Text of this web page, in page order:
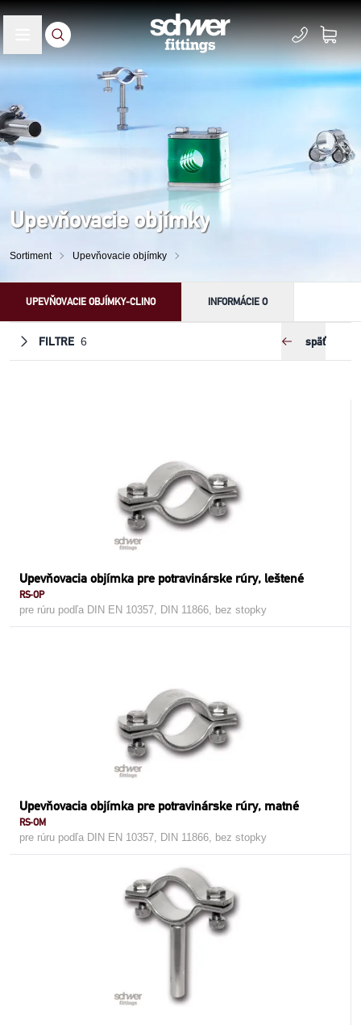
Upevňovacie objímky
Sortiment Upevňovacie objímky
UPEVŇOVACIE OBJÍMKY-CLINO INFORMÁCIE O
FILTRE 6 späť
Upevňovacia objímka pre potravinárske rúry, leštené
RS-OP
pre rúru podľa DIN EN 10357, DIN 11866, bez stopky
Upevňovacia objímka pre potravinárske rúry, matné
RS-OM
pre rúru podľa DIN EN 10357, DIN 11866, bez stopky